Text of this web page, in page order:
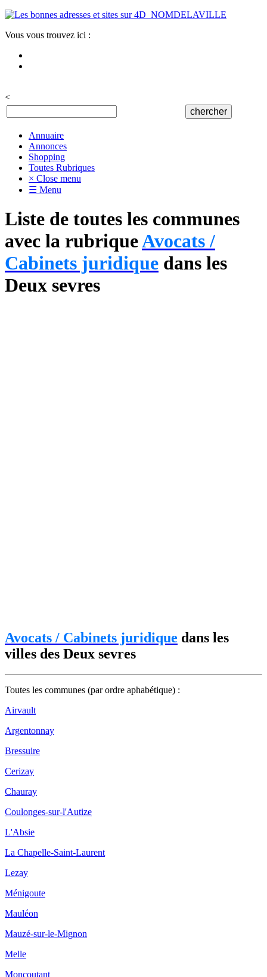
Vous vous trouvez ici :
<
Annuaire
Annonces
Shopping
Toutes Rubriques
× Close menu
☰ Menu
Liste de toutes les communes
avec la rubriqueAvocats /
Cabinets juridique dans les
Deux sevres
Avocats / Cabinets juridique dans les
villes des Deux sevres
Toutes les communes (par ordre aphabétique) :
Airvault
Argentonnay
Bressuire
Cerizay
Chauray
Coulonges-sur-l'Autize
L'Absie
La Chapelle-Saint-Laurent
Lezay
Ménigoute
Mauléon
Mauzé-sur-le-Mignon
Melle
Moncoutant